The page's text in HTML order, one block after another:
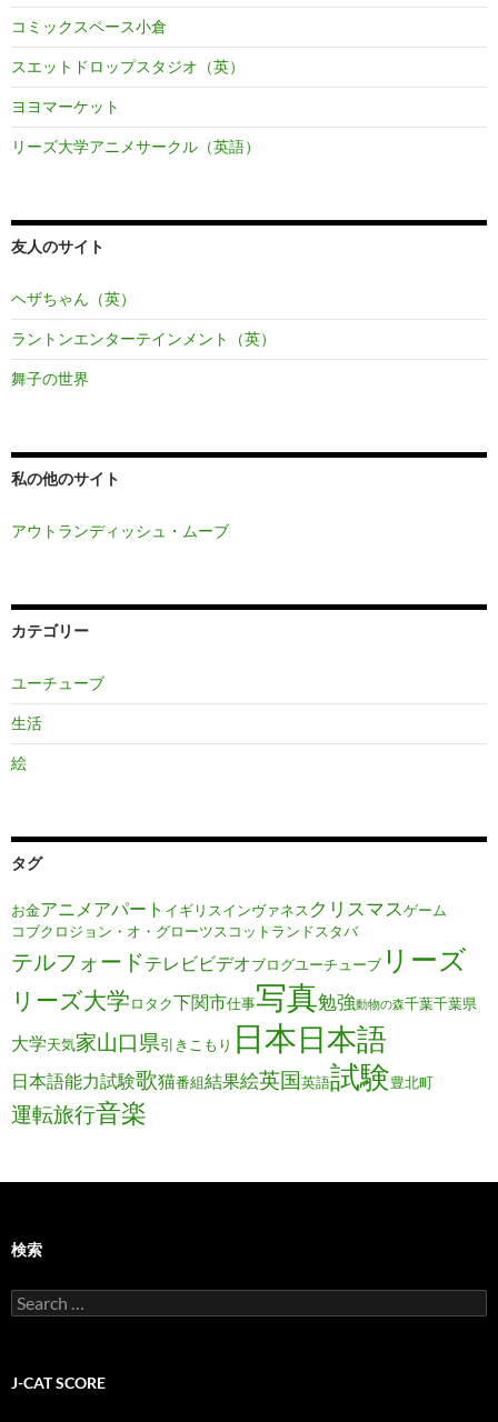
コミックスペース小倉
スエットドロップスタジオ（英）
ヨヨマーケット
リーズ大学アニメサークル（英語）
友人のサイト
ヘザちゃん（英）
ラントンエンターテインメント（英）
舞子の世界
私の他のサイト
アウトランディッシュ・ムーブ
カテゴリー
ユーチューブ
生活
絵
タグ
お金アニメ アパート イギリスインヴァネスクリスマスゲーム
コブクロジョン・オ・グローツスコットランドスタバ
テルフォードテレビビデオブログユーチューブ リーズ
リーズ大学ロタク下関市仕事写真勉強動物の森千葉千葉県
大学天気家山口県引きこもり 日本日本語
日本語能力試験歌猫番組結果絵英国英語試験豊北町
運転旅行音楽
検索
Search
for:
J-CAT SCORE